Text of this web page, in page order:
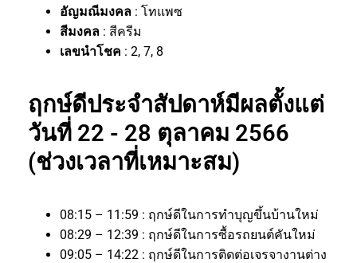
อัญมณีมงคล : โทแพซ
สีมงคล : สีครีม
เลขนำโชค : 2, 7, 8
ฤกษ์ดีประจำสัปดาห์มีผลตั้งแต่
วันที่ 22 - 28 ตุลาคม 2566
(ช่วงเวลาที่เหมาะสม)
08:15 – 11:59 : ฤกษ์ดีในการทำบุญขึ้นบ้านใหม่
08:29 – 12:39 : ฤกษ์ดีในการซื้อรถยนต์คันใหม่
09:05 – 14:22 : ฤกษ์ดีในการติดต่อเจรจางานต่าง